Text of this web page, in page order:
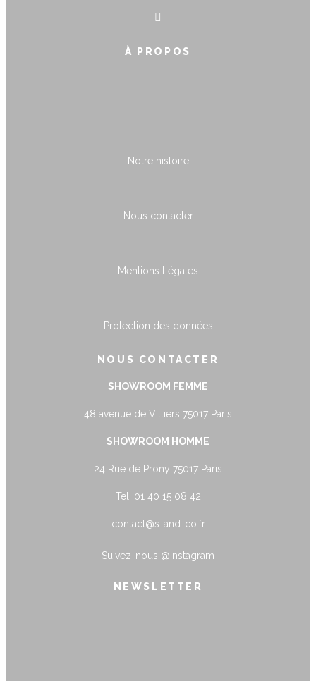
À PROPOS
Notre histoire
Nous contacter
Mentions Légales
Protection des données
NOUS CONTACTER
SHOWROOM FEMME
48 avenue de Villiers 75017 Paris
SHOWROOM HOMME
24 Rue de Prony 75017 Paris
Tel. 01 40 15 08 42
contact@s-and-co.fr
Suivez-nous @Instagram
NEWSLETTER